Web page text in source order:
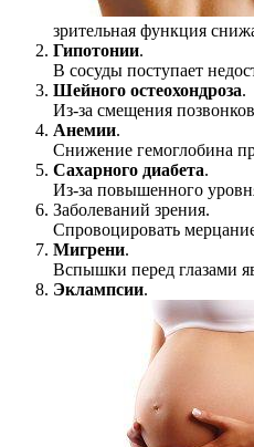
зрительная функция
Гипотонии.
В сосуды поступает
Шейного остеохондроза.
Из-за смещения
Анемии.
Снижение гемоглобина
Сахарного диабета.
Из-за повышенного
Заболеваний зрения.
Спровоцировать
Мигрени.
Вспышки перед глазами
Эклампсии.